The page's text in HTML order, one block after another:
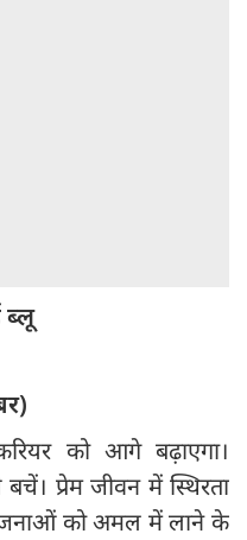
को आगे बढ़ाएगा।
प्रेम जीवन में स्थिरता
को अमल में लाने के